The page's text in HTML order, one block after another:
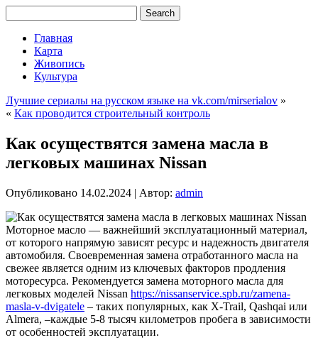
Главная
Карта
Живопись
Культура
Лучшие сериалы на русском языке на vk.com/mirserialov »
« Как проводится строительный контроль
Как осуществятся замена масла в
легковых машинах Nissan
Опубликовано 14.02.2024 | Автор: admin
Моторное масло — важнейший эксплуатационный материал,
от которого напрямую зависят ресурс и надежность двигателя
автомобиля. Своевременная замена отработанного масла на
свежее является одним из ключевых факторов продления
моторесурса. Рекомендуется замена моторного масла для
легковых моделей Nissan https://nissanservice.spb.ru/zamena-
masla-v-dvigatele – таких популярных, как X-Trail, Qashqai или
Almera, –каждые 5-8 тысяч километров пробега в зависимости
от особенностей эксплуатации.